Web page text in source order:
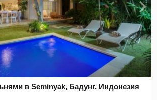
в Seminyak, Бадунг, Индонезия